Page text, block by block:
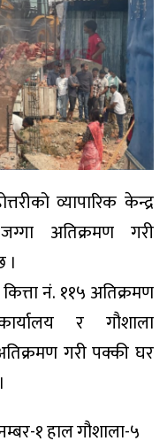
व्यापारिक केन्द्र
अतिक्रमण गरी
।
नं. ११५ अतिक्रमण
र गौशाला
गरी पक्की घर
१ हाल गौशाला-५